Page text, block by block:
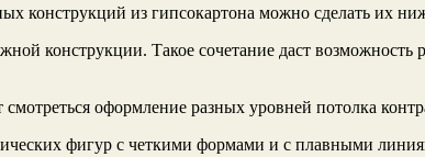
конструкций из гипсокартона можно сделать их
конструкции. Такое сочетание даст
оформление разных уровней потолка
фигур с четкими формами и с плавными